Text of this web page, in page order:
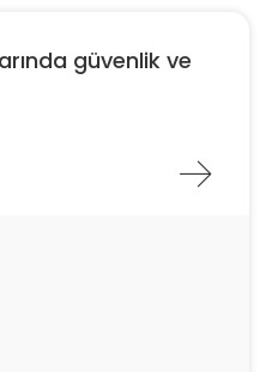
güvenlik ve